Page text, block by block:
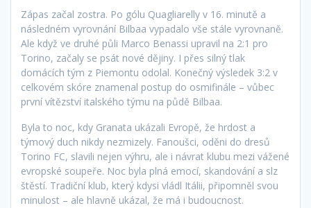
Zápas začal zostra. Po gólu Quagliarelly v 16. minutě a
následném vyrovnání Bilbaa vypadalo vše stále vyrovnaně.
Ale když ve druhé půli Marco Benassi upravil na 2:1 pro
Torino, začaly se psát nové dějiny. I přes silný tlak
domácích tým z Piemontu odolal. Konečný výsledek 3:2 v
celkovém skóre znamenal postup do osmifinále – vůbec
první vítězství italského týmu na půdě Bilbaa.
Byla to noc, kdy Granata ukázali Evropě, že hrdost a
týmový duch nikdy nezmizely. Fanoušci, oděni do dresů
Torino FC, slavili nejen výhru, ale i návrat klubu mezi vážené
evropské soupeře. Noc byla plná emocí, skandování a slz
štěstí. Tradiční klub, který kdysi vládl Itálii, připomněl svou
minulost – ale hlavně ukázal, že má i budoucnost.